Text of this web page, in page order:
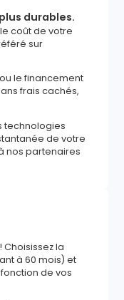
durables.
coût de votre
sur
le financement
frais cachés,
technologies
de votre
nos partenaires
Choisissez la
à 60 mois) et
de vos